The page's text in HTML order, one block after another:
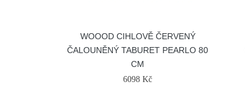
WOOOD CIHLOVĚ ČERVENÝ
ČALOUNĚNÝ TABURET PEARLO 80
CM
6098 Kč